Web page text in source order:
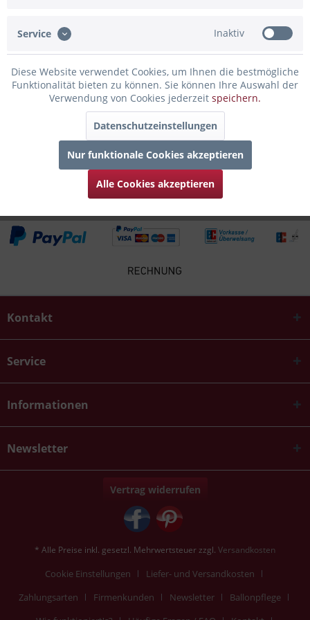
Infos zum Hersteller
Zubehör 3
Kunden kauften auch
Kunden haben sich ebenfalls angesehen
Kontakt
Service
Informationen
Newsletter
Vertrag widerrufen
* Alle Preise inkl. gesetzl. Mehrwertsteuer zzgl. Versandkosten
Cookie Einstellungen
Liefer- und Versandkosten
Zahlungsarten
Firmenkunden Newsletter
Ballonpflege
Service Inaktiv
Diese Website verwendet Cookies, um Ihnen die bestmögliche
Funktionalität bieten zu können. Sie können Ihre Auswahl der
Verwendung von Cookies jederzeit speichern.
Datenschutzeinstellungen
Nur funktionale Cookies akzeptieren
Alle Cookies akzeptieren